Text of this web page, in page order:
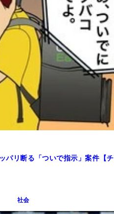
パリ断る「ついで指示」案件【チ
社会